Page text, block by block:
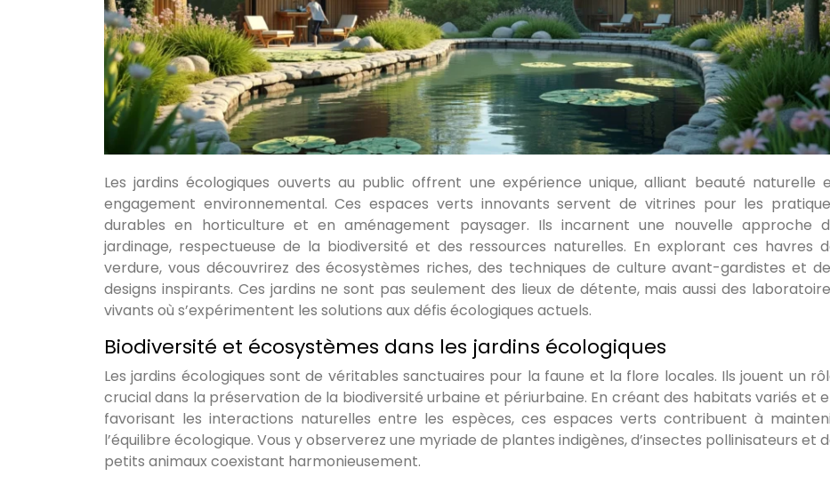
Les jardins écologiques ouverts au public offrent une expérience unique, alliant beauté naturelle
engagement environnemental. Ces espaces verts innovants servent de vitrines pour les
durables en horticulture et en aménagement paysager. Ils incarnent une nouvelle approche
jardinage, respectueuse de la biodiversité et des ressources naturelles. En explorant ces havres
verdure, vous découvrirez des écosystèmes riches, des techniques de culture avant-gardistes et
designs inspirants. Ces jardins ne sont pas seulement des lieux de détente, mais aussi des
vivants où s’expérimentent les solutions aux défis écologiques actuels.
Biodiversité et écosystèmes dans les jardins écologiques
Les jardins écologiques sont de véritables sanctuaires pour la faune et la flore locales. Ils jouent un
crucial dans la préservation de la biodiversité urbaine et périurbaine. En créant des habitats variés et
favorisant les interactions naturelles entre les espèces, ces espaces verts contribuent à
l’équilibre écologique. Vous y observerez une myriade de plantes indigènes, d’insectes pollinisateurs et
petits animaux coexistant harmonieusement.